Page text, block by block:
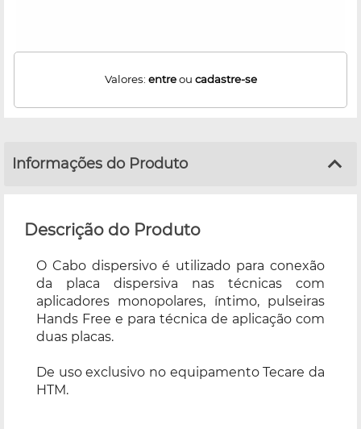
Valores: entreou cadastre-se
Informações do Produto
Descrição do Produto
O Cabo dispersivo é utilizado para conexão
da placa dispersiva nas técnicas com
aplicadores monopolares, íntimo, pulseiras
Hands Free e para técnica de aplicação com
duas placas.
De uso exclusivo no equipamento Tecare da
HTM.